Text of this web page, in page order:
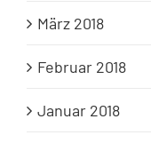
März 2018
Februar 2018
Januar 2018